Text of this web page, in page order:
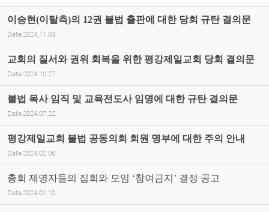
이승현(이탈측)의 12권 불법 출판에 대한 당회 규탄 결의문
Date 2024.11.03
교회의 질서와 권위 회복을 위한 평강제일교회 당회 결의문
Date 2024.10.27
불법 목사 임직 및 교육전도사 임명에 대한 규탄 결의문
Date 2024.07.22
평강제일교회 불법 공동의회 회원 명부에 대한 주의 안내
Date 2024.02.06
총회 제명자들의 집회와 모임 ‘참여금지’ 결정 공고
Date 2024.01.10